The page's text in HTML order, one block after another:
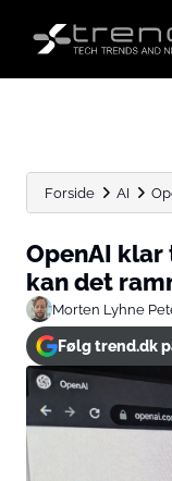
Forside AI
OpenAI klar
kan det
Morten Lyhne
Følg trend.dk